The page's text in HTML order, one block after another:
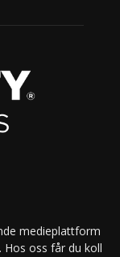
medieplattform
oss får du koll